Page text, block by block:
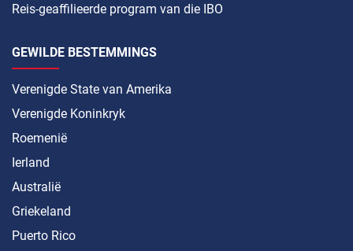
Reis-geaffilieerde program van die IBO
GEWILDE BESTEMMINGS
Verenigde State van Amerika
Verenigde Koninkryk
Roemenië
Ierland
Australië
Griekeland
Puerto Rico